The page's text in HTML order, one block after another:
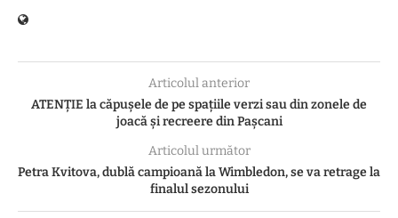
Articolul anterior
ATENȚIE la căpușele de pe spațiile verzi sau din zonele de
joacă și recreere din Pașcani
Articolul următor
Petra Kvitova, dublă campioană la Wimbledon, se va retrage la
finalul sezonului